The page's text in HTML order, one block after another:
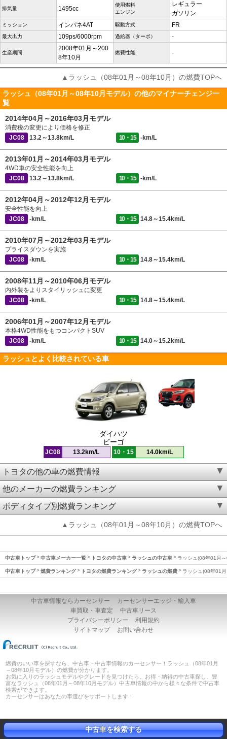
排気量 1495cc
使用燃料
エンジン
レギュラー
ガソリン
ミッション インパネ4AT 駆動方式 FR
最大出力 109ps/6000rpm 過給器（ターボ） -
生産期間
2008年01月～200
8年10月
燃費性能 -
▲ラッシュ（08年01月～08年10月）の燃費TOPへ
ラッシュ（08年01月～08年10月モデル）の他のマイナーチェンジ一
覧
2014年04月～2016年03月モデル
消費税の変更により価格を修正
JC08
13.2～13.8km/L 10・15 -km/L
2013年01月～2014年03月モデル
4WD車の安全性能を向上
JC08
13.2～13.8km/L 10・15 -km/L
2012年04月～2012年12月モデル
安全性能を向上
JC08
-km/L 10・15 14.8～15.4km/L
2010年07月～2012年03月モデル
プライスダウンを実施
JC08
-km/L 10・15 14.8～15.4km/L
2008年11月～2010年06月モデル
内外装をよりスタイリッシュに変更
JC08
-km/L 10・15 14.8～15.4km/L
2006年01月～2007年12月モデル
本格4WD性能をもつコンパクトSUV
JC08
-km/L 10・15 14.0～15.2km/L
ラッシュとよく比較されている車
ダイハツ
ビーゴ
JC08 13.2km/L 10・15 14.0km/L
トヨタの他の車の燃費情報
他のメーカーの燃費ランキング
ボディタイプ別燃費ランキング
▲ラッシュ（08年01月～08年10月）の燃費TOPへ
中古車トップ 中古車メーカー一覧 トヨタの中古車 ラッシュの中古車 ラッシュ(08年01月
中古車トップ 燃費ランキング トヨタの燃費ランキング ラッシュの燃費 ラッシュ(08年01
中古車情報ならカーセンサー
カーセンサーエッジ・輸入車
車買取・車査定
中古車リース
プライバシーポリシー
利用規約
サイトマップ
お問い合わせ
燃費のいい車を探すなら、中古車・中古車情報のカーセンサー！ラッシュ（08年01月
～08年10月モデル）の燃費が分かります。
お気に入りのラッシュモデルやグレードを見つけたら、お得・納得の中古車探し。豊
富なラッシュ（08年01月～08年10月モデル）中古車情報の中から様々な条件で中古車
検索ができます。
カーセンサーはあなたの車選びをサポートします！
中古車を検索する